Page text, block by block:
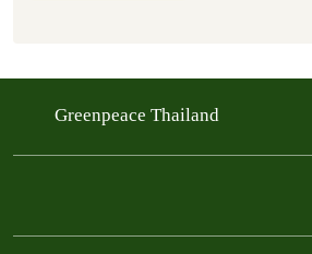
Greenpeace Thailand